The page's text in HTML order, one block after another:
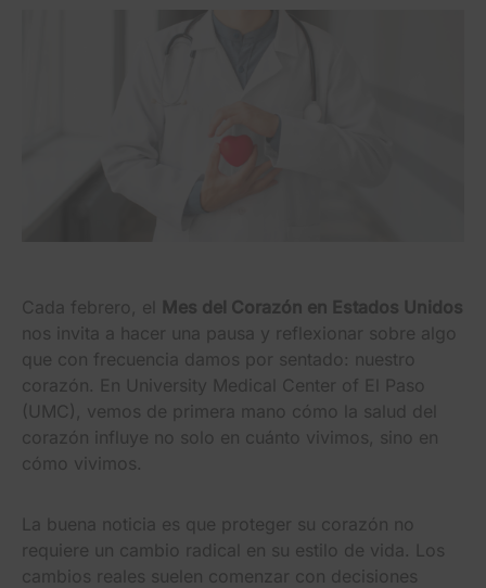
Cada febrero, el Mes del Corazón en Estados Unidos
nos invita a hacer una pausa y reflexionar sobre algo
que con frecuencia damos por sentado: nuestro
corazón. En University Medical Center of El Paso
(UMC), vemos de primera mano cómo la salud del
corazón influye no solo en cuánto vivimos, sino en
cómo vivimos.
La buena noticia es que proteger su corazón no
requiere un cambio radical en su estilo de vida. Los
cambios reales suelen comenzar con decisiones